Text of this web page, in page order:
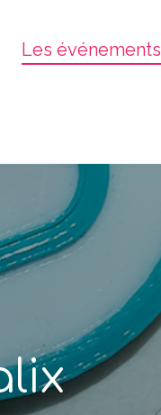
Les événements